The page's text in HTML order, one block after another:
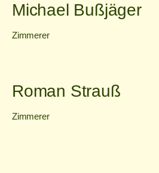
Michael Bußjäger
Zimmerer
Roman Strauß
Zimmerer